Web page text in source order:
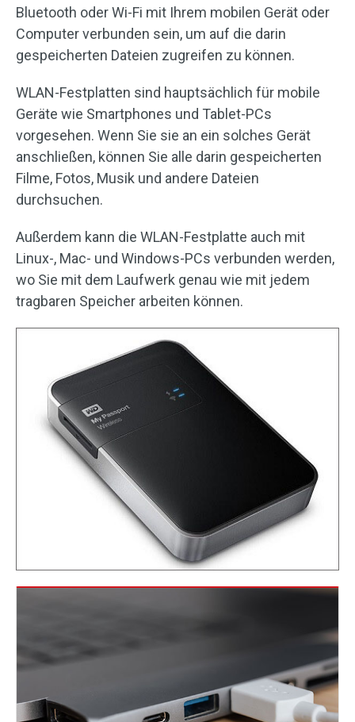
Bluetooth oder Wi-Fi mit Ihrem mobilen Gerät oder
Computer verbunden sein, um auf die darin
gespeicherten Dateien zugreifen zu können.
WLAN-Festplatten sind hauptsächlich für mobile
Geräte wie Smartphones und Tablet-PCs
vorgesehen. Wenn Sie sie an ein solches Gerät
anschließen, können Sie alle darin gespeicherten
Filme, Fotos, Musik und andere Dateien
durchsuchen.
Außerdem kann die WLAN-Festplatte auch mit
Linux-, Mac- und Windows-PCs verbunden werden,
wo Sie mit dem Laufwerk genau wie mit jedem
tragbaren Speicher arbeiten können.